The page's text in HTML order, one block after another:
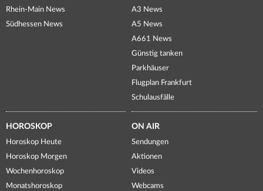
Rhein-Main News
Südhessen News
A3 News
A5 News
A661 News
Günstig tanken
Parkhäuser
Flugplan Frankfurt
Schulausfälle
HOROSKOP
Horoskop Heute
Horoskop Morgen
Wochenhoroskop
Monatshoroskop
ON AIR
Sendungen
Aktionen
Videos
Webcams